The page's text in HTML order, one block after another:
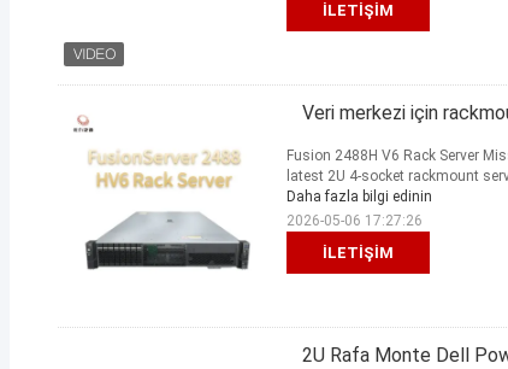
İLETIŞIM
Veri merkezi için
İLETIŞIM
Fusion 2488H V6 Rack Server
latest 2U 4-socket rackmount
Daha fazla bilgi edinin
2026-05-06 17:27:26
2U Rafa Monte Dell